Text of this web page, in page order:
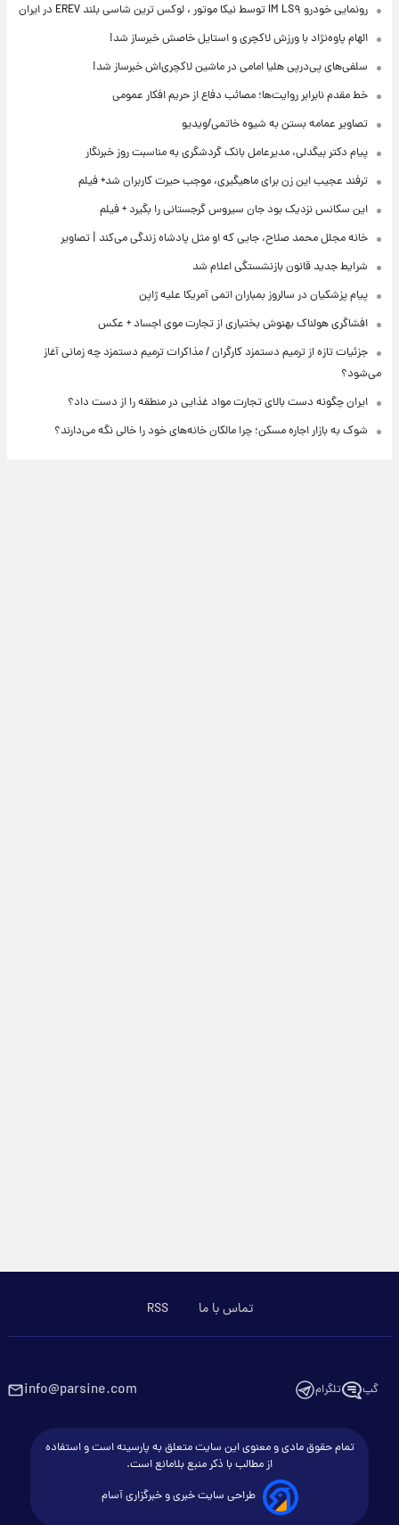
رونمایی خودرو IM LS۹ توسط نیکا موتور ، لوکس ترین شاسی بلند EREV در ایران
الهام پاوه‌نژاد با ورزش لاکچری و استایل خاصش خبرساز شد!
سلفی‌های پی‌درپی هلیا امامی در ماشین لاکچری‌اش خبرساز شد!
خط مقدم نابرابر روایت‌ها؛ مصائب دفاع از حریم افکار عمومی
تصاویر عمامه بستن به شیوه خاتمی/ویدیو
پیام دکتر بیگدلی، مدیرعامل بانک گردشگری به مناسبت روز خبرنگار
ترفند عجیب این زن برای ماهیگیری، موجب حیرت کاربران شد+ فیلم
این سکانس نزدیک بود جان سیروس گرجستانی را بگیرد + فیلم
خانه مجلل محمد صلاح، جایی که او مثل پادشاه زندگی می‌کند | تصاویر
شرایط جدید قانون بازنشستگی اعلام شد
پیام پزشکیان در سالروز بمباران اتمی آمریکا علیه ژاپن
افشاگری هولناک بهنوش بختیاری از تجارت موی اجساد + عکس
جزئیات تازه از ترمیم دستمزد کارگران / مذاکرات ترمیم دستمزد چه زمانی آغاز
می‌شود؟
ایران چگونه دست بالای تجارت مواد غذایی در منطقه را از دست داد؟
شوک به بازار اجاره مسکن؛ چرا مالکان خانه‌های خود را خالی نگه می‌دارند؟
تماس با ما RSS
گپ تلگرام info@parsine.com
تمام حقوق مادی و معنوی این سایت متعلق به پارسینه است و استفاده
از مطالب با ذکر منبع بلامانع است.
طراحی سایت خبری و خبرگزاری آسام